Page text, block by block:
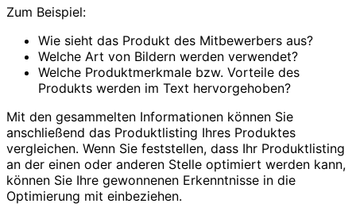
Zum Beispiel:
Wie sieht das Produkt des Mitbewerbers aus?
Welche Art von Bildern werden verwendet?
Welche Produktmerkmale bzw. Vorteile des
Produkts werden im Text hervorgehoben?
Mit den gesammelten Informationen können Sie
anschließend das Produktlisting Ihres Produktes
vergleichen. Wenn Sie feststellen, dass Ihr Produktlisting
an der einen oder anderen Stelle optimiert werden kann,
können Sie Ihre gewonnenen Erkenntnisse in die
Optimierung mit einbeziehen.